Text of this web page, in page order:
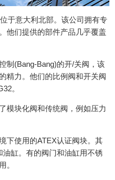
于意大利北部。该公司拥有专
他们提供的部件产品几乎覆盖
制(Bang-Bang)的开/关阀，该
精力。他们的比例阀和开关阀
。
模块化阀和传统阀，例如压力
下使用的ATEX认证阀块。其
缸。有的阀门和油缸用不锈
。